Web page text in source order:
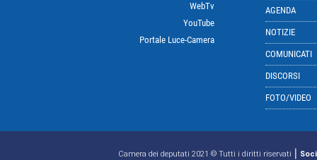
WebTv
YouTube
Portale Luce-Camera
AGENDA
NOTIZIE
COMUNICATI
DISCORSI
FOTO/VIDEO
Camera dei deputati 2021 © Tutti i diritti riservati |